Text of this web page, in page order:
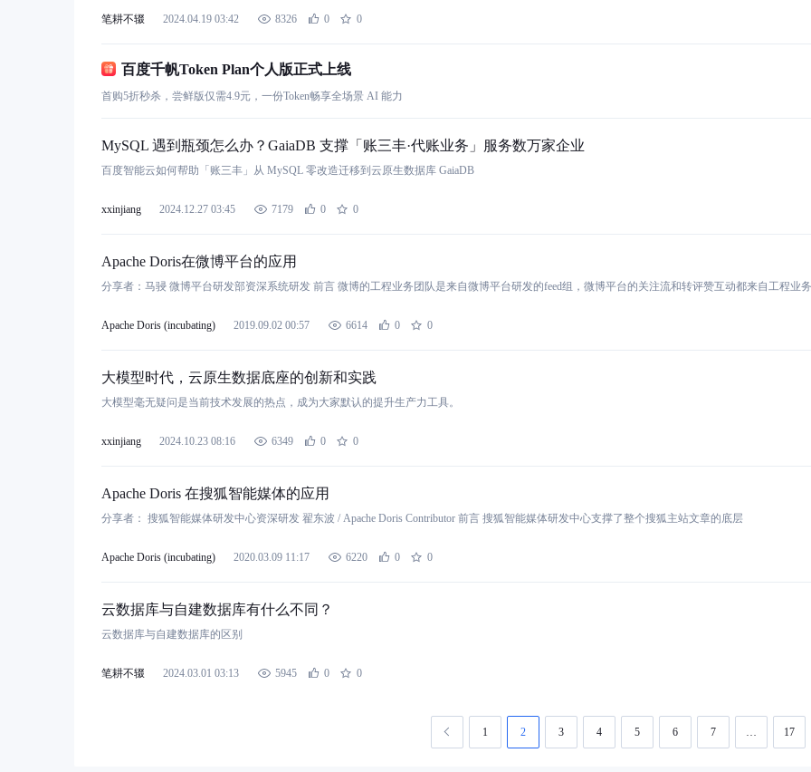
笔耕不辍 2024.04.19 03:42 8326 0 0
百度千帆Token Plan个人版正式上线
首购5折秒杀，尝鲜版仅需4.9元，一份Token畅享全场景 AI 能力
MySQL 遇到瓶颈怎么办？GaiaDB 支撑「账三丰·代账业务」服务数万家企业
百度智能云如何帮助「账三丰」从 MySQL 零改造迁移到云原生数据库 GaiaDB
xxinjiang 2024.12.27 03:45 7179 0 0
Apache Doris在微博平台的应用
Apache Doris (incubating) 2019.09.02 00:57 6614 0 0
大模型时代，云原生数据底座的创新和实践
大模型毫无疑问是当前技术发展的热点，成为大家默认的提升生产力工具。
xxinjiang 2024.10.23 08:16 6349 0 0
Apache Doris 在搜狐智能媒体的应用
分享者： 搜狐智能媒体研发中心资深研发 翟东波 / Apache Doris Contributor 前言 搜狐智能媒体研发中心支撑了整个搜狐主站文章的底层
Apache Doris (incubating) 2020.03.09 11:17 6220 0 0
云数据库与自建数据库有什么不同？
云数据库与自建数据库的区别
笔耕不辍 2024.03.01 03:13 5945 0 0
1 2 3 4 5 6 7 … 17